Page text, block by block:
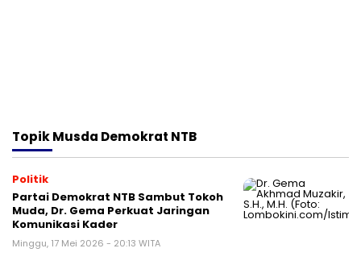
TopikMusda Demokrat NTB
Politik
Partai Demokrat NTB Sambut Tokoh
Muda, Dr. Gema Perkuat Jaringan
Komunikasi Kader
Minggu, 17 Mei 2026 - 20:13 WITA